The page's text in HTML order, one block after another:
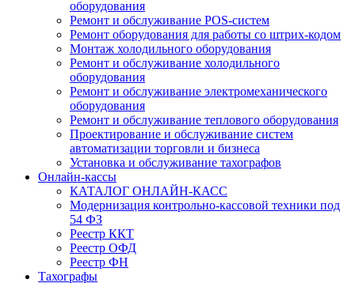
оборудования
Ремонт и обслуживание POS-систем
Ремонт оборудования для работы со штрих-кодом
Монтаж холодильного оборудования
Ремонт и обслуживание холодильного
оборудования
Ремонт и обслуживание электромеханического
оборудования
Ремонт и обслуживание теплового оборудования
Проектирование и обслуживание систем
автоматизации торговли и бизнеса
Установка и обслуживание тахографов
Онлайн-кассы
КАТАЛОГ ОНЛАЙН-КАСС
Модернизация контрольно-кассовой техники под
54 ФЗ
Реестр ККТ
Реестр ОФД
Реестр ФН
Тахографы